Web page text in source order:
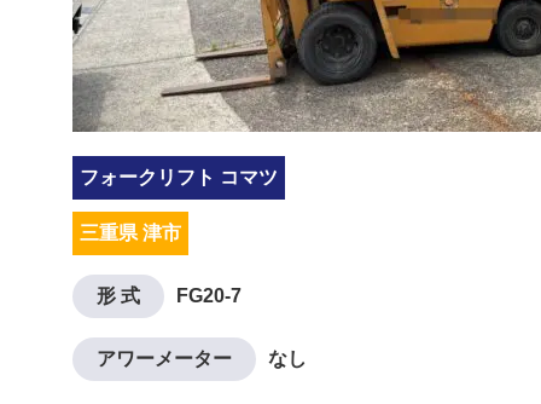
フォークリフト コマツ
三重県 津市
形 式 FG20-7
アワーメーター なし